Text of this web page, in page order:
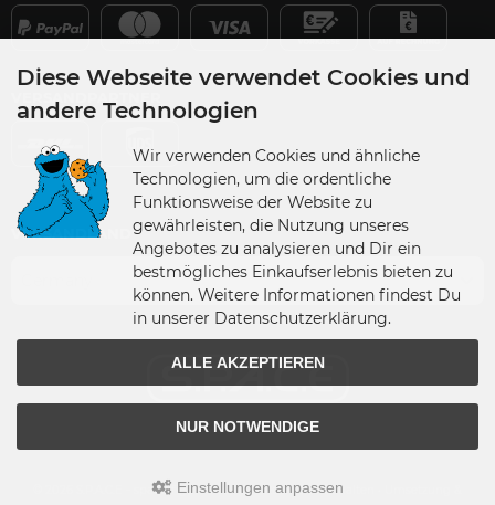
VERSANDPARTNER
VERSANDLAND
© 2026 S.P.A.C.E - space-figuren.de • Alle Rechte vorbehalten • Umsetzung &
Diese Webseite verwendet Cookies und
andere Technologien
Wir verwenden Cookies und ähnliche
Technologien, um die ordentliche
Funktionsweise der Website zu
gewährleisten, die Nutzung unseres
Angebotes zu analysieren und Dir ein
bestmögliches Einkaufserlebnis bieten zu
können. Weitere Informationen findest Du
in unserer Datenschutzerklärung.
ALLE AKZEPTIEREN
NUR NOTWENDIGE
Einstellungen anpassen